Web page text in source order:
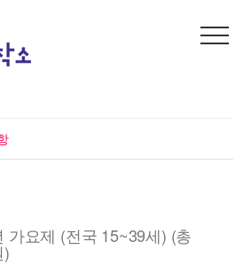
가요제 (전국 15~39세) (총